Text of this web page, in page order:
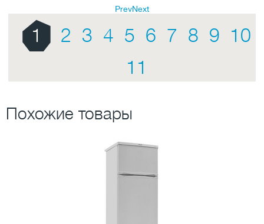
PrevNext
1 2 3 4 5 6 7 8 9 10
11
Похожие товары